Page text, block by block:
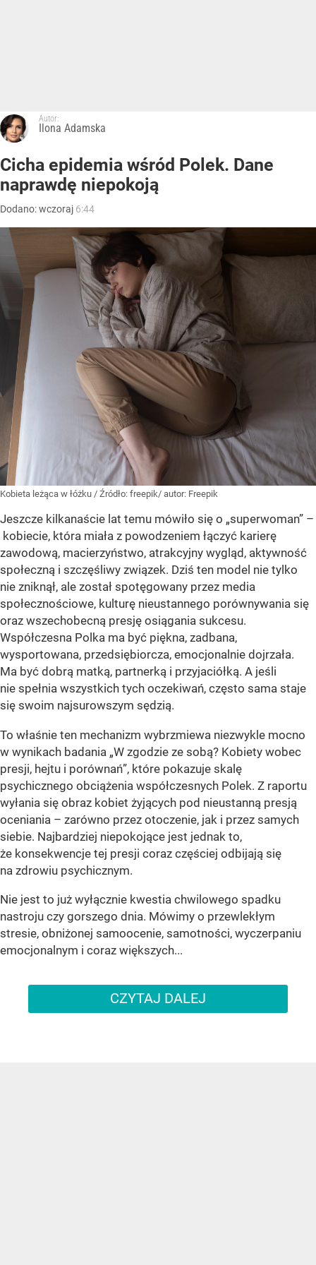
Autor:
Ilona Adamska
Cicha epidemia wśród Polek. Dane
naprawdę niepokoją
Dodano:wczoraj 6:44
Kobieta leżąca w łóżku / Źródło: freepik/ autor: Freepik
Jeszcze kilkanaście lat temu mówiło się o „superwoman” –
kobiecie, która miała z powodzeniem łączyć karierę
zawodową, macierzyństwo, atrakcyjny wygląd, aktywność
społeczną i szczęśliwy związek. Dziś ten model nie tylko
nie zniknął, ale został spotęgowany przez media
społecznościowe, kulturę nieustannego porównywania się
oraz wszechobecną presję osiągania sukcesu.
Współczesna Polka ma być piękna, zadbana,
wysportowana, przedsiębiorcza, emocjonalnie dojrzała.
Ma być dobrą matką, partnerką i przyjaciółką. A jeśli
nie spełnia wszystkich tych oczekiwań, często sama staje
się swoim najsurowszym sędzią.
To właśnie ten mechanizm wybrzmiewa niezwykle mocno
w wynikach badania „W zgodzie ze sobą? Kobiety wobec
presji, hejtu i porównań”, które pokazuje skalę
psychicznego obciążenia współczesnych Polek. Z raportu
wyłania się obraz kobiet żyjących pod nieustanną presją
oceniania – zarówno przez otoczenie, jak i przez samych
siebie. Najbardziej niepokojące jest jednak to,
że konsekwencje tej presji coraz częściej odbijają się
na zdrowiu psychicznym.
Nie jest to już wyłącznie kwestia chwilowego spadku
nastroju czy gorszego dnia. Mówimy o przewlekłym
stresie, obniżonej samoocenie, samotności, wyczerpaniu
emocjonalnym i coraz większych...
CZYTAJ DALEJ